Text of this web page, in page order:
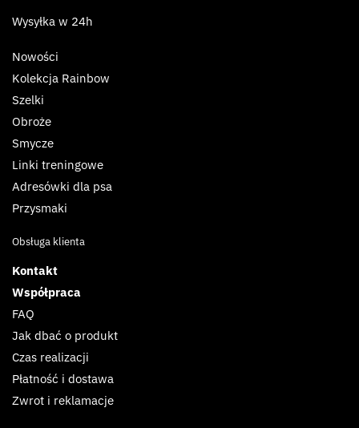
Wysyłka w 24h
Nowości
Kolekcja Rainbow
Szelki
Obroże
Smycze
Linki treningowe
Adresówki dla psa
Przysmaki
Obsługa klienta
Kontakt
Współpraca
FAQ
Jak dbać o produkt
Czas realizacji
Płatność i dostawa
Zwrot i reklamacje